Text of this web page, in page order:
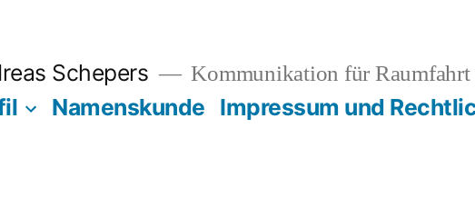
Schepers Kommunikation für
Namenskunde Impressum und